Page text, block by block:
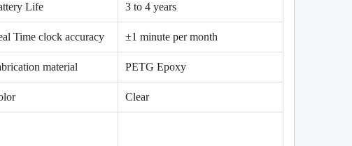
Life 3 to 4 years
Time clock accuracy ±1 minute per month
material PETG Epoxy
Clear